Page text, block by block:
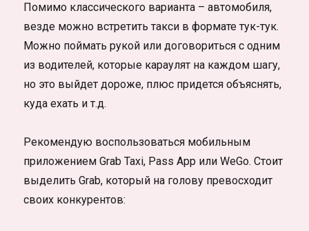
Помимо классического варианта – автомобиля,
везде можно встретить такси в формате тук-тук.
Можно поймать рукой или договориться с одним
из водителей, которые караулят на каждом шагу,
но это выйдет дороже, плюс придется объяснять,
куда ехать и т.д.
Рекомендую воспользоваться мобильным
приложением Grab Taxi, Pass App или WeGo. Стоит
выделить Grab, который на голову превосходит
своих конкурентов: